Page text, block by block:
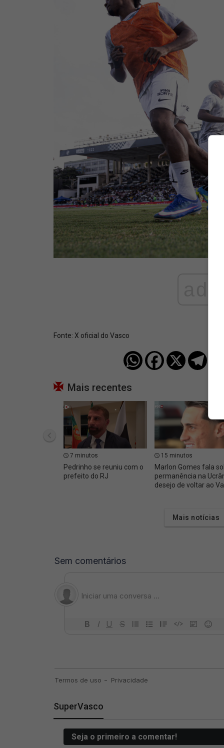
Fonte: X oficial do Vasco
Mais recentes
7 minutos
Pedrinho se reuniu com o
prefeito do RJ
15 minutos
Marlon Gomes fala
permanência na
desejo de voltar ao
Mais notícias
SuperVasco